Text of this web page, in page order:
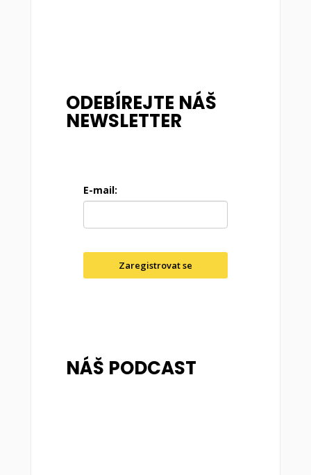
ODEBÍREJTE NÁŠ
NEWSLETTER
E-mail:
Zaregistrovat se
NÁŠ PODCAST